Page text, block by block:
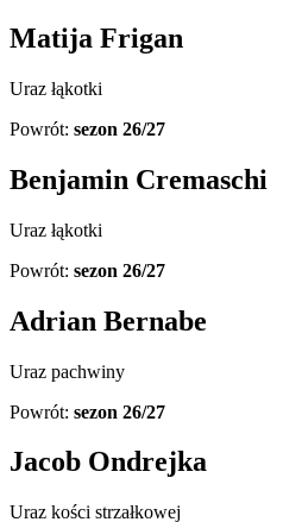
Matija Frigan
Uraz łąkotki
Powrót: sezon 26/27
Benjamin Cremaschi
Uraz łąkotki
Powrót: sezon 26/27
Adrian Bernabe
Uraz pachwiny
Powrót: sezon 26/27
Jacob Ondrejka
Uraz kości strzałkowej